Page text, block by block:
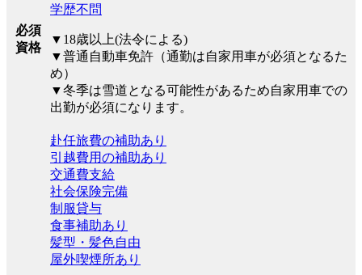
必須
資格
学歴不問
▼18歳以上(法令による)
▼普通自動車免許（通勤は自家用車が必須となるた
め）
▼冬季は雪道となる可能性があるため自家用車での
出勤が必須になります。
赴任旅費の補助あり
引越費用の補助あり
交通費支給
社会保険完備
制服貸与
食事補助あり
髪型・髪色自由
屋外喫煙所あり